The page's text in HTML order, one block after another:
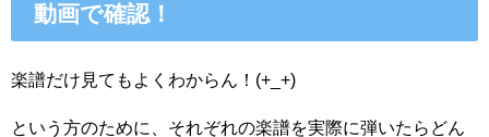
動画で確認！
楽譜だけ見てもよくわからん！(+_+)
という方のために、それぞれの楽譜を実際に弾いたらどん